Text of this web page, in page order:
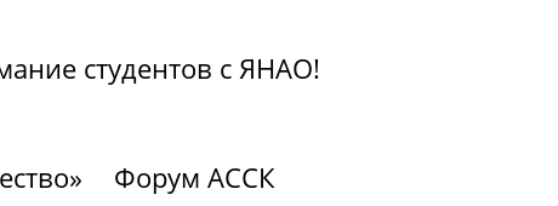
студентов с ЯНАО!
Форум АССК